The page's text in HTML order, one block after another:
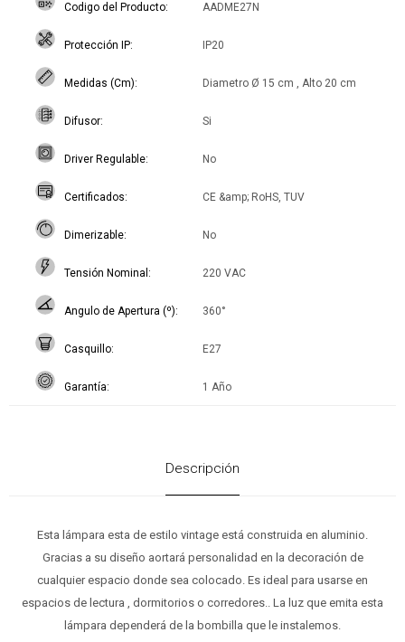
Codigo del Producto AADME27N
Protección IP IP20
Medidas (Cm) Diametro Ø 15 cm , Alto 20 cm
Difusor Si
Driver Regulable No
Certificados CE &amp; RoHS, TUV
Dimerizable No
Tensión Nominal 220 VAC
Angulo de Apertura (º) 360°
Casquillo E27
Garantía 1 Año
Descripción
Esta lámpara esta de estilo vintage está construida en aluminio.
Gracias a su diseño aortará personalidad en la decoración de
cualquier espacio donde sea colocado. Es ideal para usarse en
espacios de lectura , dormitorios o corredores.. La luz que emita esta
lámpara dependerá de la bombilla que le instalemos.